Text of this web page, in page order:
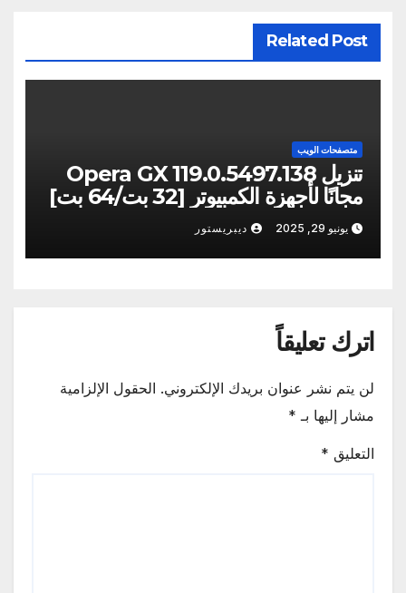
Related Post
متصفحات الويب
تنزيل Opera GX 119.0.5497.138
مجانًا لأجهزة الكمبيوتر [32 بت/64 بت]
يونيو 29, 2025 ديبريستور
اترك تعليقاً
لن يتم نشر عنوان بريدك الإلكتروني. الحقول الإلزامية
مشار إليها بـ *
التعليق *